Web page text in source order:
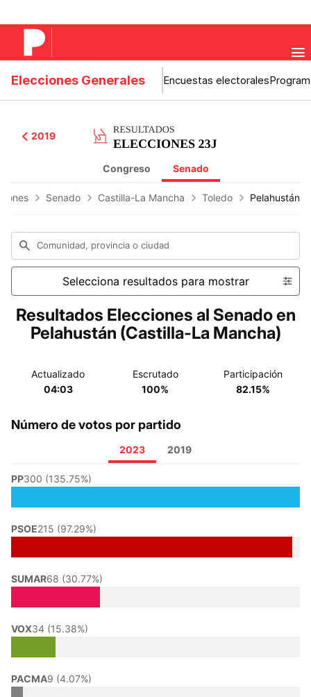
Elecciones Generales Encuestas electorales
2019
Congreso Senado
Senado Castilla-La Mancha Toledo Pelahustán
Comunidad, provincia o ciudad
Selecciona resultados para mostrar
Resultados Elecciones al Senado en
Pelahustán (Castilla-La Mancha)
Actualizado
04:03
Escrutado
100%
Participación
82.15%
Número de votos por partido
2023 2019
PP300 (135.75%)
PSOE215 (97.29%)
SUMAR68 (30.77%)
VOX34 (15.38%)
PACMA9 (4.07%)